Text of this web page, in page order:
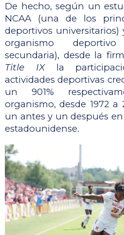
De hecho, según un
NCAA (una de los
deportivos universitarios)
organismo
Title IX la
actividades deportivas
un 901%
organismo, desde 1972
un antes y un después
estadounidense.